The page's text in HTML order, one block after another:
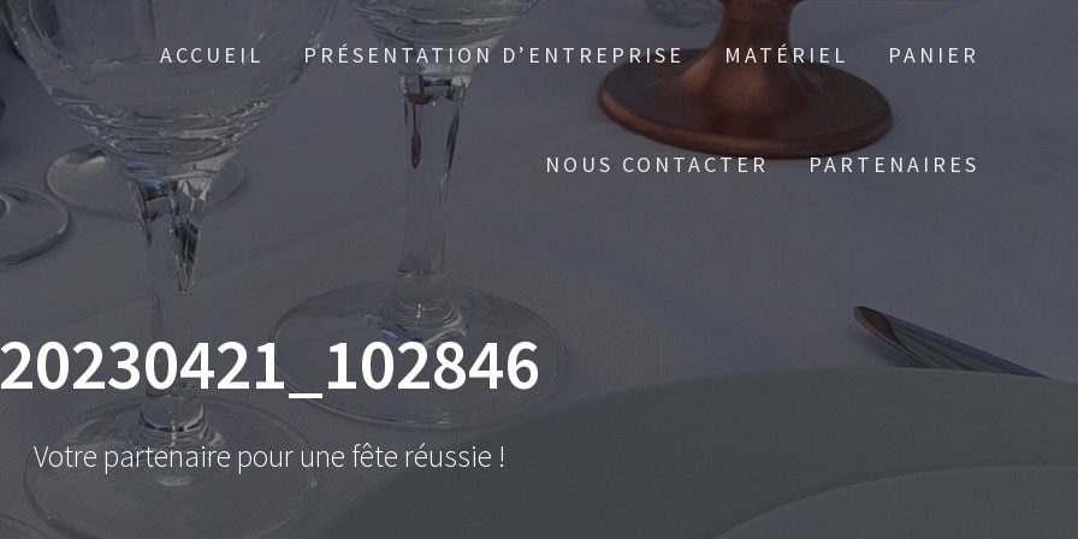
ACCUEIL PRÉSENTATION D’ENTREPRISE MATÉRIEL PANIER
NOUS CONTACTER PARTENAIRES
20230421_102846
Votre partenaire pour une fête réussie !